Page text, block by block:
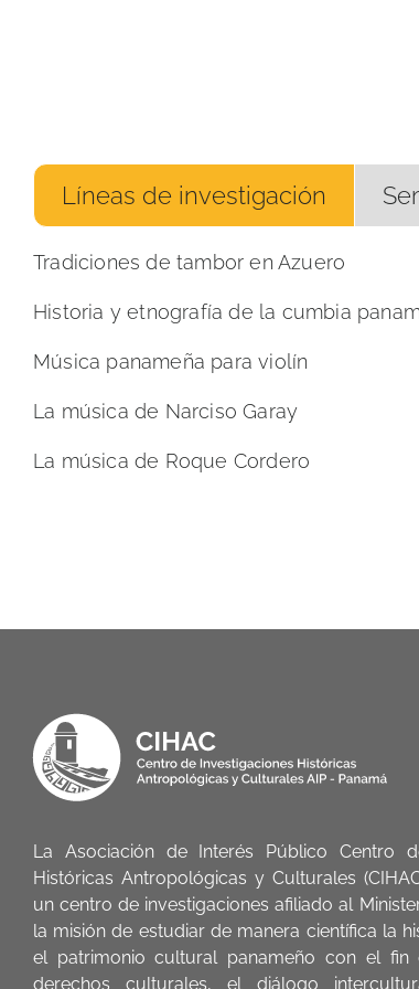
Líneas de investigación
Tradiciones de tambor en Azuero
Historia y etnografía de la cumbia
Música panameña para violín
La música de Narciso Garay
La música de Roque Cordero
La Asociación de Interés Público Centro
Históricas Antropológicas y Culturales
un centro de investigaciones afiliado al
la misión de estudiar de manera científica la
el patrimonio cultural panameño con el fin
derechos culturales, el diálogo